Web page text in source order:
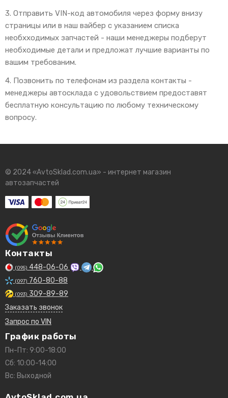
3. Отправить VIN-код автомобиля через форму внизу
страницы или в наш вайбер с указанием списка
необхходимых запчастей - наши менеджеры подберут
необходимые детали и предложат лучшие варианты по
вашим требованим.
4. Позвонить по телефонам из раздела контакты -
менеджеры автосклада с удовольствием предоставят
бесплатную консультацию по любому техническому
вопросу.
© 2024 «AvtoSklad.com.ua» - интернет магазин
автозапчастей
Контакты
(095) 448-06-06
(097) 760-80-88
(093) 309-89-89
Заказать звонок
Запрос по VIN
График работы
Пн-Пт: 9:00-18:00
Сб: 10:00-14:00
Вс: Выходной